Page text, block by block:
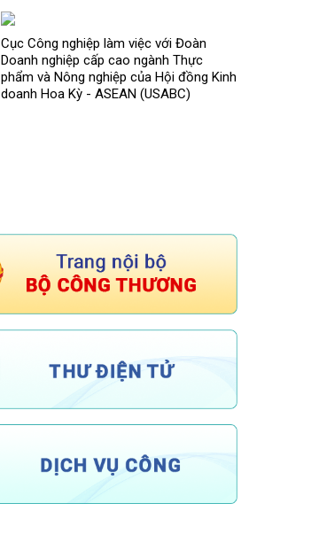
Cục Công nghiệp làm việc với Đoàn
Doanh nghiệp cấp cao ngành Thực
phẩm và Nông nghiệp của Hội đồng Kinh
doanh Hoa Kỳ - ASEAN (USABC)